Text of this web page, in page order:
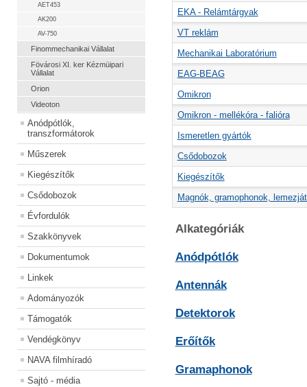
AET453
AK200
AV-750
Finommechanikai Vállalat
Fövárosi XI. ker Kézmüipari
Vállalat
Orion
Videoton
Anódpótlók,
transzformátorok
Műszerek
Kiegészítők
Csődobozok
Évfordulók
Szakkönyvek
Dokumentumok
Linkek
Adományozók
Támogatók
Vendégkönyv
NAVA filmhíradó
Sajtó - média
EKA - Relámtárgyak
VT reklám
Mechanikai Laboratórium
EAG-BEAG
Omikron
Omikron - mellékóra - falióra
Ismeretlen gyártók
Csődobozok
Kiegészítők
Magnók, gramophonok,
Alkategóriák
Anódpótlók
Antennák
Detektorok
Erőítők
Gramaphonok